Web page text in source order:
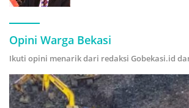
Opini Warga Bekasi
Ikuti opini menarik dari redaksi Gobekasi.id